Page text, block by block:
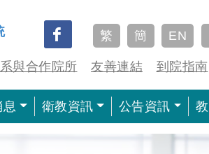
繁 簡 EN
與合作院所 友善連結 到院指南
息 衛教資訊 公告資訊